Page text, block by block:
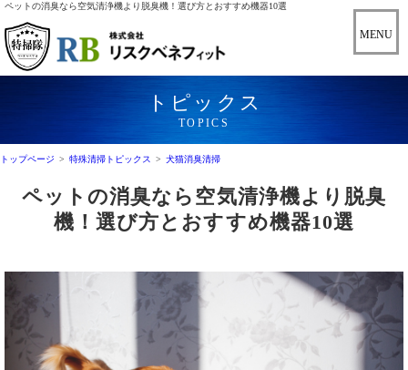
ペットの消臭なら空気清浄機より脱臭機！選び方とおすすめ機器10選
トピックス
TOPICS
トップページ > 特殊清掃トピックス > 犬猫消臭清掃
ペットの消臭なら空気清浄機より脱臭
機！選び方とおすすめ機器10選